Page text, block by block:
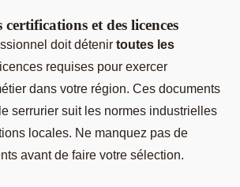
et des licences
doit détenir toutes les
requises pour exercer
dans votre région. Ces documents
serrurier suit les normes industrielles
locales. Ne manquez pas de
avant de faire votre sélection.